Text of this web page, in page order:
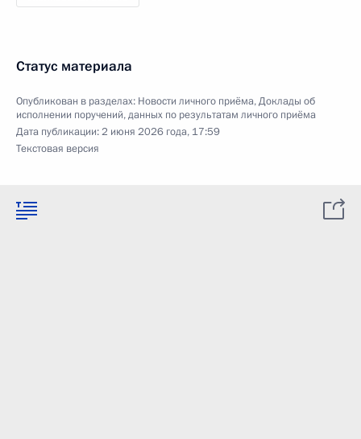
Статус материала
Опубликован в разделах: Новости личного приёма,Доклады об
исполнении поручений, данных по результатам личного приёма
Дата публикации:2 июня 2026 года, 17:59
Текстовая версия